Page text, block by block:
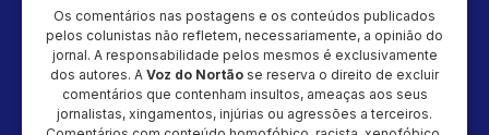
Cadastre seu e-mail e receba as novidades!
Os comentários nas postagens e os conteúdos publicados
pelos colunistas não refletem, necessariamente, a opinião do
jornal. A responsabilidade pelos mesmos é exclusivamente
dos autores. A Voz do Nortão se reserva o direito de excluir
comentários que contenham insultos, ameaças aos seus
jornalistas, xingamentos, injúrias ou agressões a terceiros.